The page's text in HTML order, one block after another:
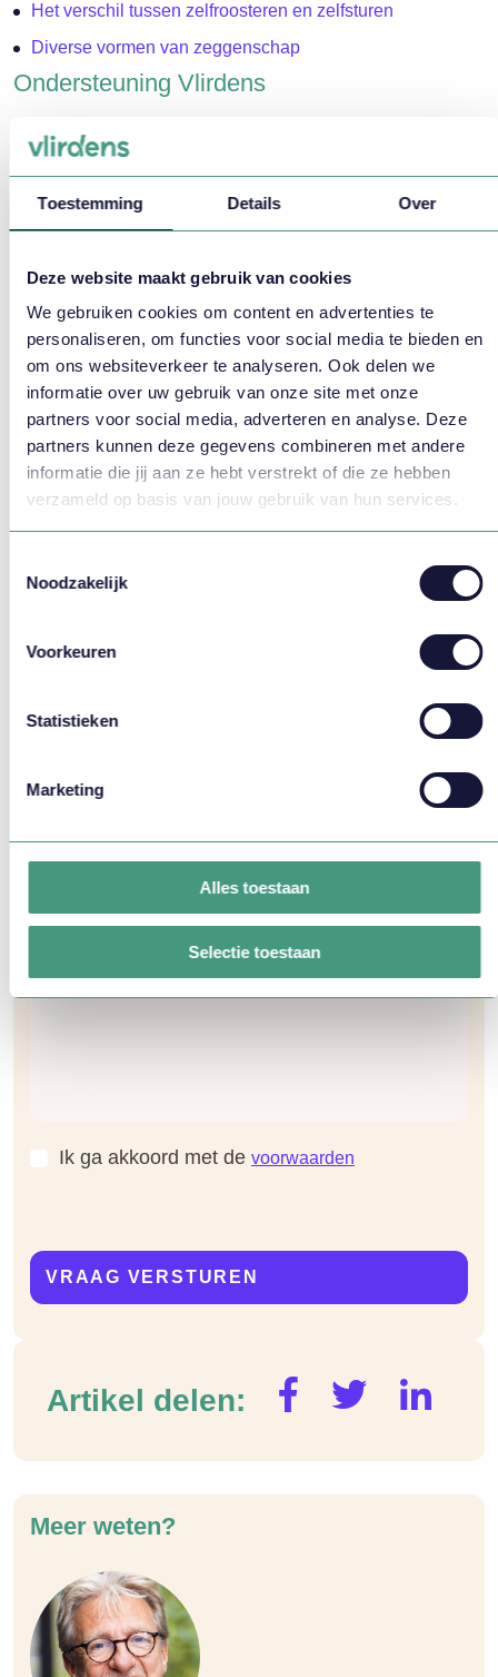
Toestemming Details Over
Deze website maakt gebruik van cookies
We gebruiken cookies om content en advertenties te
personaliseren, om functies voor social media te bieden en
om ons websiteverkeer te analyseren. Ook delen we
informatie over uw gebruik van onze site met onze
partners voor social media, adverteren en analyse. Deze
partners kunnen deze gegevens combineren met andere
informatie die jij aan ze hebt verstrekt of die ze hebben
verzameld op basis van jouw gebruik van hun services.
Noodzakelijk
Voorkeuren
Statistieken
Marketing
Alles toestaan
Selectie toestaan
Het verschil tussen zelfroosteren en zelfsturen
Diverse vormen van zeggenschap
Ondersteuning Vlirdens
Selectie softwarepakket
Stel jouw vraag
Bel088 – 825 25 25om van gedachten te wisselen over
zelfroosteren in jouw organisatie of stel ons direct jouw
vraag:
Voornaam *
E-mail *
Ik ga akkoord met de voorwaarden
Artikel delen:
Meer weten?